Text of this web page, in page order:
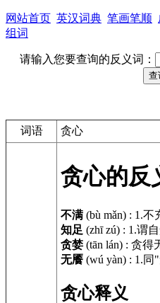
网站首页 英汉词典 笔画笔顺
组词
请输入您要查询的反义词：
词语 贪心
贪心的反
不满 (bù mǎn) : 1.不
知足 (zhī zú) : 1.谓
贪婪 (tān lán) : 贪得
无餍 (wú yàn) : 1.同
贪心释义